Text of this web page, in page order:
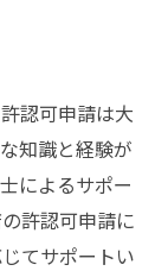
認可申請は大
知識と経験が
によるサポー
許認可申請に
てサポートい